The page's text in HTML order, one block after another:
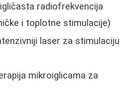
radiofrekvencija
i toplotne stimulacije)
laser za stimulaciju
mikroiglicama za